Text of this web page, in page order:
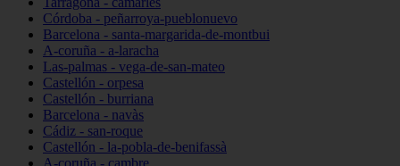
Córdoba - peñarroya-pueblonuevo
Barcelona - santa-margarida-de-montbui
A-coruña - a-laracha
Las-palmas - vega-de-san-mateo
Castellón - orpesa
Castellón - burriana
Barcelona - navàs
Cádiz - san-roque
Castellón - la-pobla-de-benifassà
A-coruña - cambre